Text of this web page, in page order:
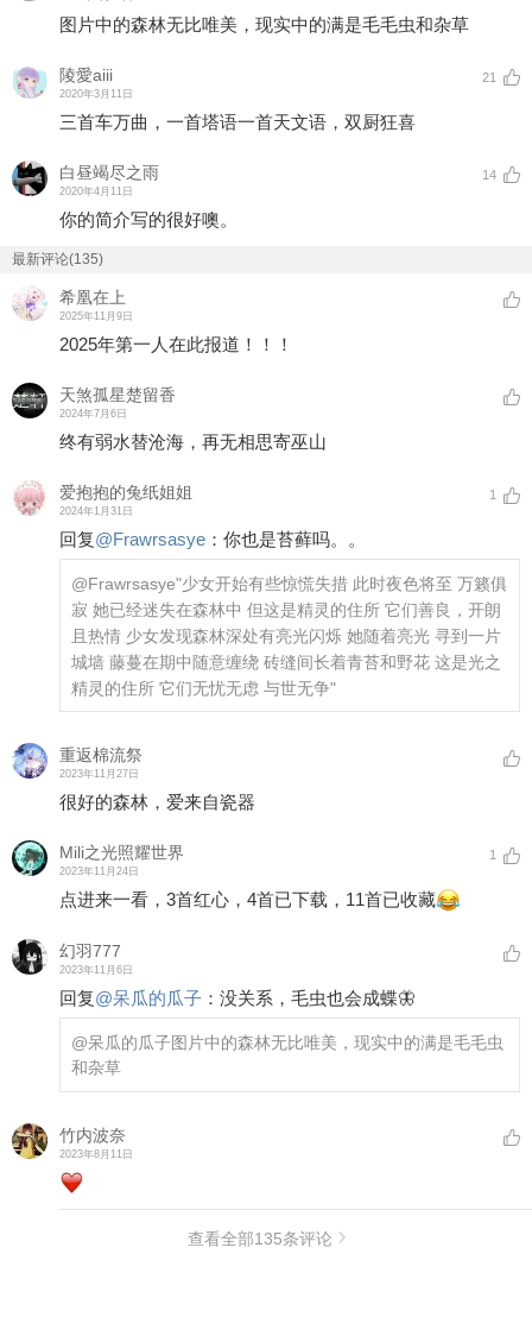
图片中的森林无比唯美，现实中的满是毛毛虫和杂草
陵愛aiii
2020年3月11日
21
三首车万曲，一首塔语一首天文语，双厨狂喜
白昼竭尽之雨
2020年4月11日
14
你的简介写的很好噢。
最新评论(135)
希凰在上
2025年11月9日
2025年第一人在此报道！！！
天煞孤星楚留香
2024年7月6日
终有弱水替沧海，再无相思寄巫山
爱抱抱的兔纸姐姐
2024年1月31日
1
回复@Frawrsasye ： 你也是苔藓吗。。
@Frawrsasye"少女开始有些惊慌失措 此时夜色将至 万籁俱
寂 她已经迷失在森林中 但这是精灵的住所 它们善良，开朗
且热情 少女发现森林深处有亮光闪烁 她随着亮光 寻到一片
城墙 藤蔓在期中随意缠绕 砖缝间长着青苔和野花 这是光之
精灵的住所 它们无忧无虑 与世无争"
重返棉流祭
2023年11月27日
很好的森林，爱来自瓷器
Mili之光照耀世界
2023年11月24日
1
点进来一看，3首红心，4首已下载，11首已收藏
幻羽777
2023年11月6日
回复@呆瓜的瓜子 ： 没关系，毛虫也会成蝶🦋
@呆瓜的瓜子图片中的森林无比唯美，现实中的满是毛毛虫
和杂草
竹内波奈
2023年8月11日
查看全部135条评论